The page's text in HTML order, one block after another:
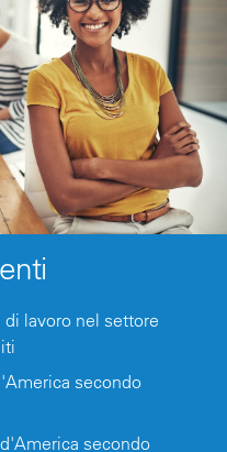
lavoro nel settore
secondo
secondo